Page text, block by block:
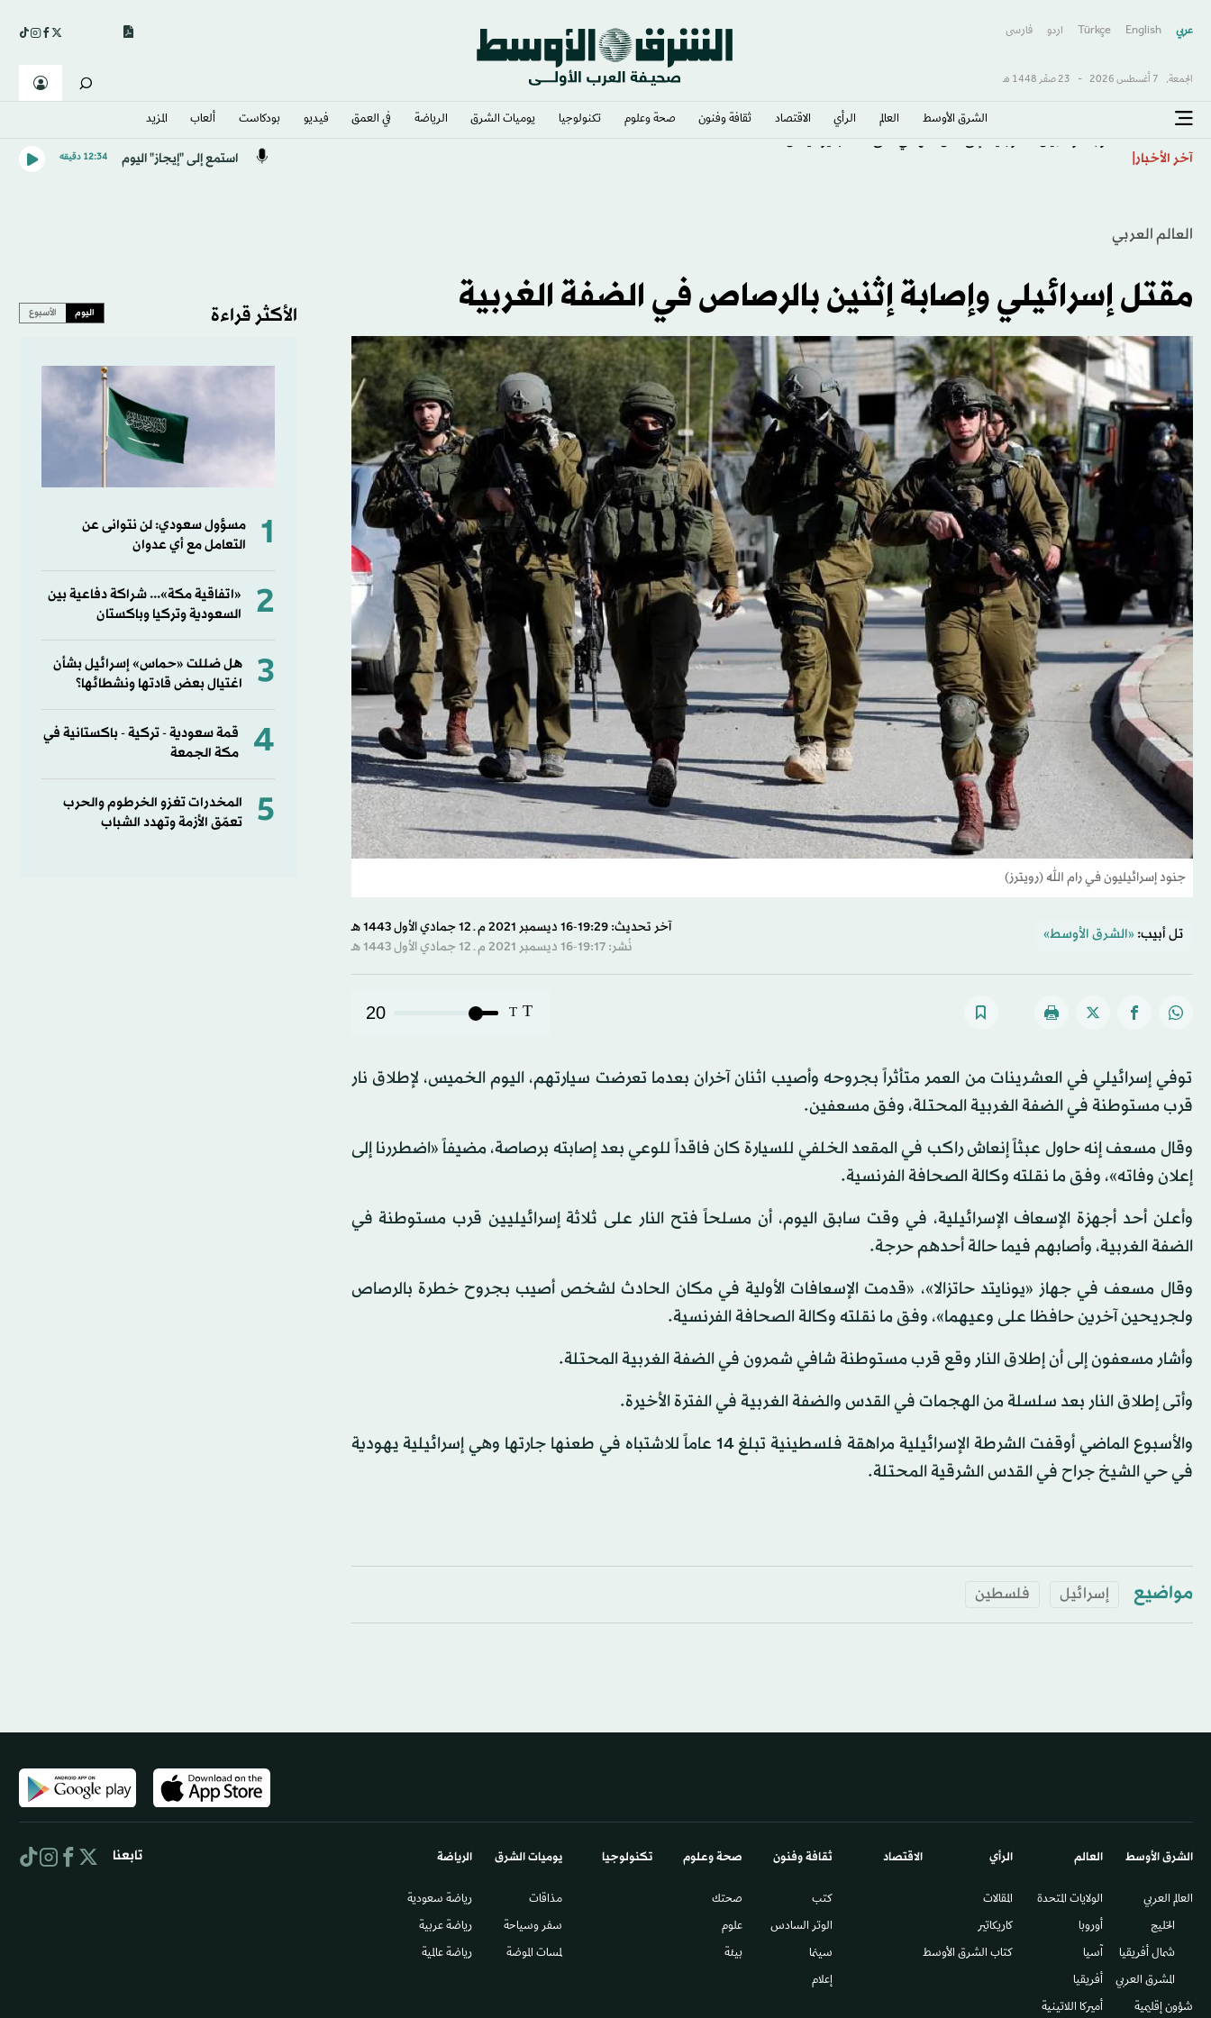
عربي English
Türkçe اردو فارسى
الجمعة, 7 أغسطس 2026 - 23 صفَر 1448 هـ
الشرق الأوسط​ العالم الرأي الاقتصاد ثقافة وفنون صحة وعلوم تكنولوجيا يوميات الشرق​ الرياضة في العمق فيديو بودكاست ألعاب المزيد
آخر الأخبار استمع إلى "إيجاز" اليوم 12:34 دقيقه
العالم العربي
مقتل إسرائيلي وإصابة إثنين بالرصاص في الضفة الغربية
جنود إسرائيليون في رام الله (رويترز)
تل أبيب: «الشرق الأوسط»
آخر تحديث: 19:29-16 ديسمبر 2021 م ـ 12 جمادي الأول 1443 هـ
نُشر: 19:17-16 ديسمبر 2021 م ـ 12 جمادي الأول 1443 هـ
T
T
20
توفي إسرائيلي في العشرينات من العمر متأثراً بجروحه وأصيب اثنان آخران بعدما تعرضت سيارتهم، اليوم الخميس، لإطلاق نار
قرب مستوطنة في الضفة الغربية المحتلة، وفق مسعفين.
وقال مسعف إنه حاول عبثاً إنعاش راكب في المقعد الخلفي للسيارة كان فاقداً للوعي بعد إصابته برصاصة، مضيفاً «اضطررنا إلى
إعلان وفاته»، وفق ما نقلته وكالة الصحافة الفرنسية.
وأعلن أحد أجهزة الإسعاف الإسرائيلية، في وقت سابق اليوم، أن مسلحاً فتح النار على ثلاثة إسرائيليين قرب مستوطنة في
الضفة الغربية، وأصابهم فيما حالة أحدهم حرجة.
وقال مسعف في جهاز «يونايتد حاتزالا»، «قدمت الإسعافات الأولية في مكان الحادث لشخص أصيب بجروح خطرة بالرصاص
ولجريحين آخرين حافظا على وعيهما»، وفق ما نقلته وكالة الصحافة الفرنسية.
وأشار مسعفون إلى أن إطلاق النار وقع قرب مستوطنة شافي شمرون في الضفة الغربية المحتلة.
وأتى إطلاق النار بعد سلسلة من الهجمات في القدس والضفة الغربية في الفترة الأخيرة.
والأسبوع الماضي أوقفت الشرطة الإسرائيلية مراهقة فلسطينية تبلغ 14 عاماً للاشتباه في طعنها جارتها وهي إسرائيلية يهودية
في حي الشيخ جراح في القدس الشرقية المحتلة.
مواضيع إسرائيل فلسطين
الأكثر قراءة اليوم الأسبوع
1
مسؤول سعودي: لن نتوانى عن
التعامل مع أي عدوان
2
«اتفاقية مكة»... شراكة دفاعية بين
السعودية وتركيا وباكستان
3
هل ضللت «حماس» إسرائيل بشأن
اغتيال بعض قادتها ونشطائها؟
4
قمة سعودية - تركية - باكستانية في
مكة الجمعة
5
المخدرات تغزو الخرطوم والحرب
تعمّق الأزمة وتهدد الشباب
الشرق الأوسط​
العالم العربي
الخليج
شمال أفريقيا
المشرق العربي
شؤون إقليمية
العالم
الولايات المتحدة
أوروبا
آسيا
أفريقيا
أميركا اللاتينية
الرأي
المقالات
كاريكاتير
كتاب الشرق الأوسط
الاقتصاد ثقافة وفنون
كتب
الوتر السادس​
سينما
إعلام
صحة وعلوم
صحتك
علوم
بيئة
تكنولوجيا يوميات الشرق​
مذاقات
سفر وسياحة
لمسات الموضة
الرياضة
رياضة سعودية
رياضة عربية
رياضة عالمية
تابعنا